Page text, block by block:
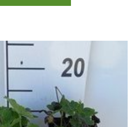
variants.
options
may
chosen
on
the